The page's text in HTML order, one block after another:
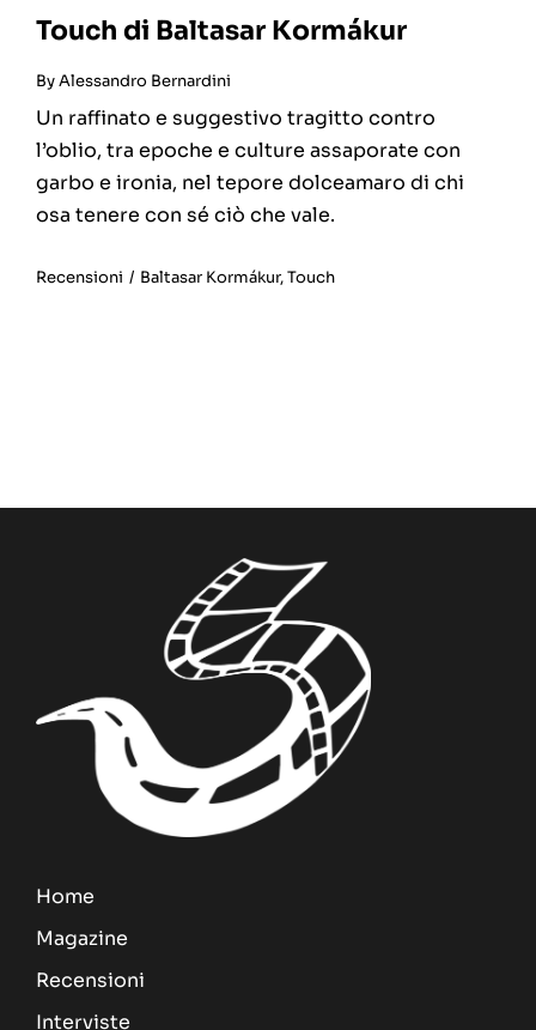
Touch di Baltasar Kormákur
ByAlessandro Bernardini
Un raffinato e suggestivo tragitto contro
l’oblio, tra epoche e culture assaporate con
garbo e ironia, nel tepore dolceamaro di chi
osa tenere con sé ciò che vale.
Recensioni / Baltasar Kormákur,Touch
Home
Magazine
Recensioni
Interviste